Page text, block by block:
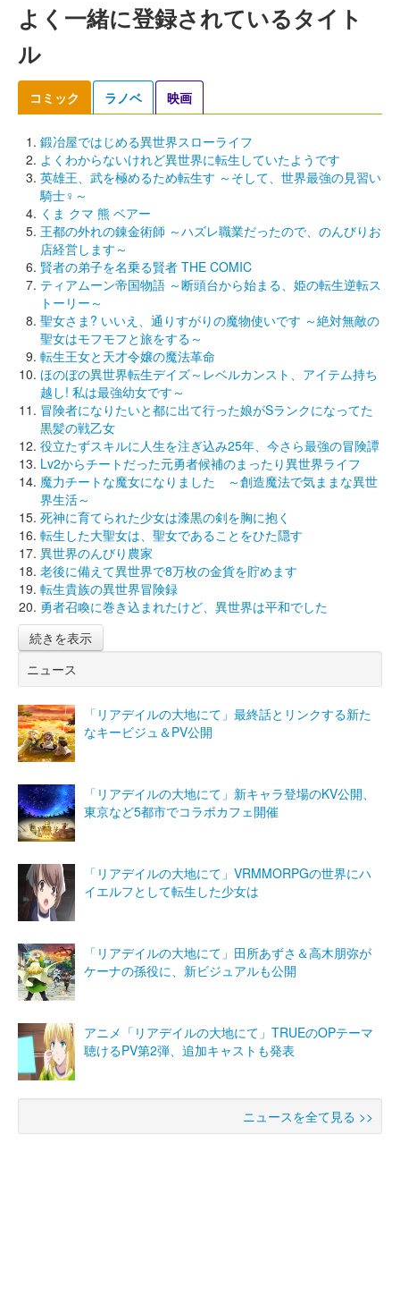
よく一緒に登録されているタイト
ル
コミック ラノベ 映画
鍛冶屋ではじめる異世界スローライフ
よくわからないけれど異世界に転生していたようです
英雄王、武を極めるため転生す ～そして、世界最強の見習い
騎士♀～
くま クマ 熊 ベアー
王都の外れの錬金術師 ～ハズレ職業だったので、のんびりお
店経営します～
賢者の弟子を名乗る賢者 THE COMIC
ティアムーン帝国物語 ～断頭台から始まる、姫の転生逆転ス
トーリー～
聖女さま? いいえ、通りすがりの魔物使いです ～絶対無敵の
聖女はモフモフと旅をする～
転生王女と天才令嬢の魔法革命
ほのぼの異世界転生デイズ～レベルカンスト、アイテム持ち
越し! 私は最強幼女です～
冒険者になりたいと都に出て行った娘がSランクになってた
黒髪の戦乙女
役立たずスキルに人生を注ぎ込み25年、今さら最強の冒険譚
Lv2からチートだった元勇者候補のまったり異世界ライフ
魔力チートな魔女になりました ～創造魔法で気ままな異世
界生活～
死神に育てられた少女は漆黒の剣を胸に抱く
転生した大聖女は、聖女であることをひた隠す
異世界のんびり農家
老後に備えて異世界で8万枚の金貨を貯めます
転生貴族の異世界冒険録
勇者召喚に巻き込まれたけど、異世界は平和でした
続きを表示
ニュース
「リアデイルの大地にて」最終話とリンクする新た
なキービジュ＆PV公開
「リアデイルの大地にて」新キャラ登場のKV公開、
東京など5都市でコラボカフェ開催
「リアデイルの大地にて」VRMMORPGの世界にハ
イエルフとして転生した少女は
「リアデイルの大地にて」田所あずさ＆高木朋弥が
ケーナの孫役に、新ビジュアルも公開
アニメ「リアデイルの大地にて」TRUEのOPテーマ
聴けるPV第2弾、追加キャストも発表
ニュースを全て見る >>